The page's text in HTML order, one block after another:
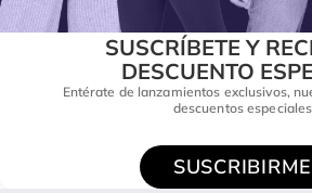
SUSCRÍBETE Y
DESCUENTO
Entérate de lanzamientos exclusivos,
descuentos especiales
SUSCRIBIRME